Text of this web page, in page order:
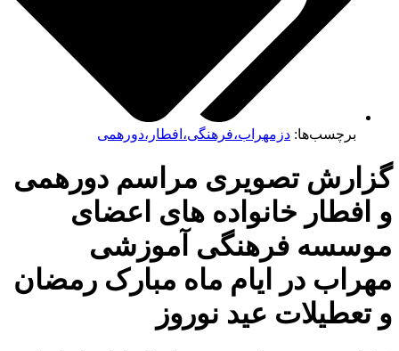
برچسب‌ها:دزمهراب،فرهنگی،افطار،دورهمی
تصویری مراسم دورهمی
افطار خانواده های اعضای
فرهنگی آموزشی
در ایام ماه مبارک رمضان
تعطیلات عید نوروز